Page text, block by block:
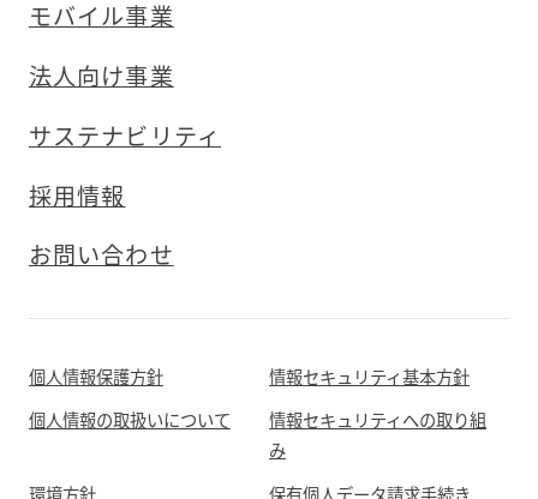
モバイル事業
法人向け事業
サステナビリティ
採用情報
お問い合わせ
個人情報保護方針
情報セキュリティ基本方針
個人情報の取扱いについて
情報セキュリティへの取り組
み
環境方針
保有個人データ請求手続き